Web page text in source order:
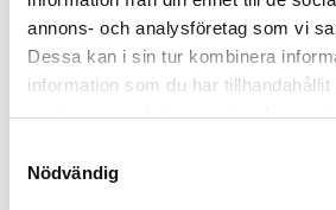
annons- och analysföretag som vi
Dessa kan i sin tur kombinera
information som du har
samlat in när du har använt deras
Nödvändig